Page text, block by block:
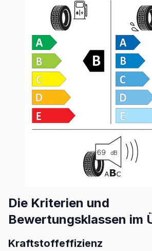
Die Kriterien und
Bewertungsklassen im
Kraftstoffeffizienz